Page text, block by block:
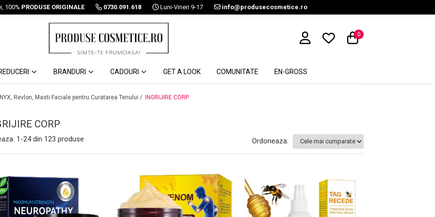
100% PRODUSE ORIGINALE 0730.091.618 Luni-Vineri 9-17 info@produsecosmetice.ro
0
BRANDURI CADOURI GET A LOOK COMUNITATE EN-GROSS
Revlon, Masti Faciale pentru Curatarea Tenului / INGRIJIRE CORP
CORP
1-24din 123 produse Ordoneaza: